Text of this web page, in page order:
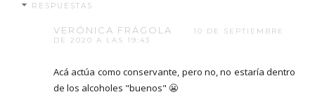
RESPUESTAS
VERÓNICA FRÁGOLA
10 DE SEPTIEMBRE
DE 2020 A LAS 19:43
Acá actúa como conservante, pero no, no estaría dentro
de los alcoholes "buenos" 😬